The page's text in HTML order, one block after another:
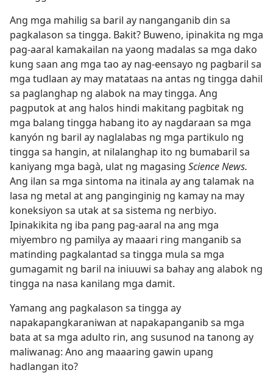
Ang mga mahilig sa baril ay nanganganib din sa
pagkalason sa tingga. Bakit? Buweno, ipinakita ng mga
pag-aaral kamakailan na yaong madalas sa mga dako
kung saan ang mga tao ay nag-eensayo ng pagbaril sa
mga tudlaan ay may matataas na antas ng tingga dahil
sa paglanghap ng alabok na may tingga. Ang
pagputok at ang halos hindi makitang pagbitak ng
mga balang tingga habang ito ay nagdaraan sa mga
kanyón ng baril ay naglalabas ng mga partikulo ng
tingga sa hangin, at nilalanghap ito ng bumabaril sa
kaniyang mga bagà, ulat ng magasing Science News.
Ang ilan sa mga sintoma na itinala ay ang talamak na
lasa ng metal at ang panginginig ng kamay na may
koneksiyon sa utak at sa sistema ng nerbiyo.
Ipinakikita ng iba pang pag-aaral na ang mga
miyembro ng pamilya ay maaari ring manganib sa
matinding pagkalantad sa tingga mula sa mga
gumagamit ng baril na iniuuwi sa bahay ang alabok ng
tingga na nasa kanilang mga damit.
Yamang ang pagkalason sa tingga ay
napakapangkaraniwan at napakapanganib sa mga
bata at sa mga adulto rin, ang susunod na tanong ay
maliwanag: Ano ang maaaring gawin upang
hadlangan ito?